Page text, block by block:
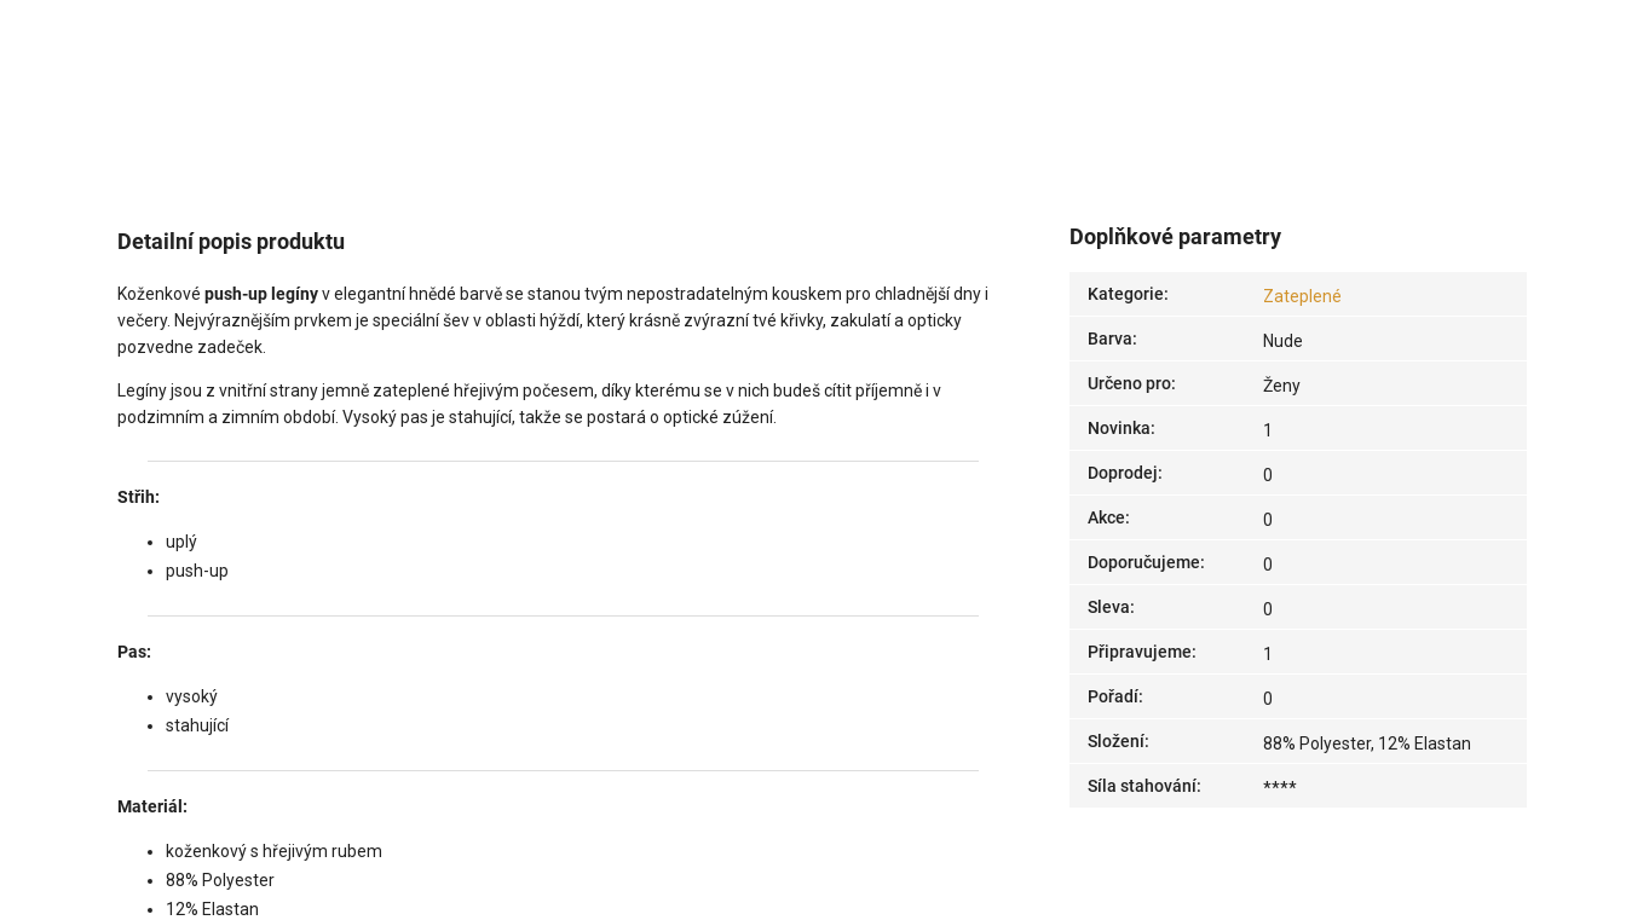
Detailní popis produktu
Koženkové push-up legínyv elegantní hnědé barvě se stanou tvým nepostradatelným kouskem pro chladnější dny i
večery. Nejvýraznějším prvkem je speciální šev v oblasti hýždí, který krásně zvýrazní tvé křivky, zakulatí a opticky
pozvedne zadeček.
Legíny jsou z vnitřní strany jemně zateplené hřejivým počesem, díky kterému se v nich budeš cítit příjemně i v
podzimním a zimním období. Vysoký pas je stahující, takže se postará o optické zúžení.
Střih:
uplý
push-up
Pas:
vysoký
stahující
Materiál:
koženkový s hřejivým rubem
88% Polyester
12% Elastan
Doplňkové parametry
Kategorie: Zateplené
Barva: Nude
Určeno pro: Ženy
Novinka: 1
Doprodej: 0
Akce: 0
Doporučujeme: 0
Sleva: 0
Připravujeme: 1
Pořadí: 0
Složení: 88% Polyester, 12% Elastan
Síla stahování: ****